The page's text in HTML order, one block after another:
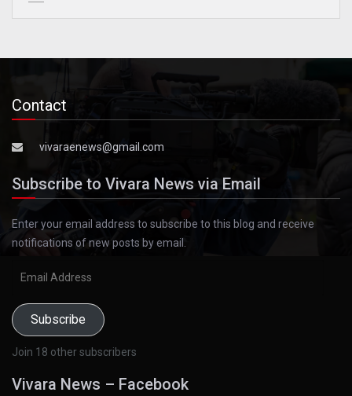
Contact
vivaraenews@gmail.com
Subscribe to Vivara News via Email
Enter your email address to subscribe to this blog and receive
notifications of new posts by email.
Subscribe
Join 18 other subscribers
Vivara News – Facebook